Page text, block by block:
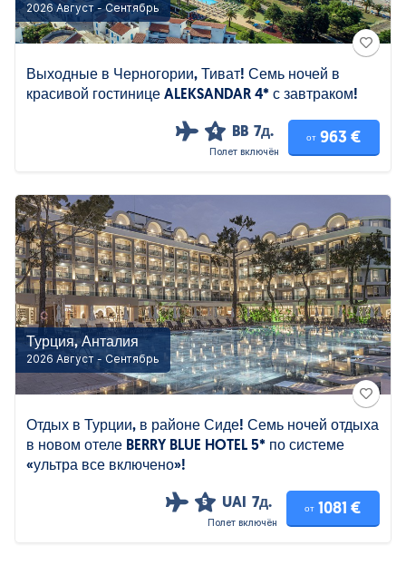
2026 Август - Сентябрь
Выходные в Черногории, Тиват! Семь ночей в
красивой гостинице ALEKSANDAR 4* с завтраком!
4 BB 7д.
Полет включён
от 963 €
Турция, Анталия
2026 Август - Сентябрь
Отдых в Турции, в районе Сиде! Семь ночей отдыха
в новом отеле BERRY BLUE HOTEL 5* по системе
«ультра все включено»!
5 UAI 7д.
Полет включён
от 1081 €